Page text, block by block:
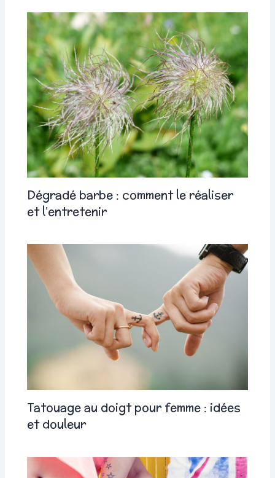
Dégradé barbe : comment le réaliser
et l’entretenir
Tatouage au doigt pour femme : idées
et douleur